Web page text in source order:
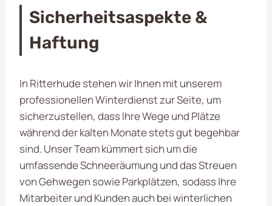
Sicherheitsaspekte &
Haftung
In Ritterhude stehen wir Ihnen mit unserem
professionellen Winterdienst zur Seite, um
sicherzustellen, dass Ihre Wege und Plätze
während der kalten Monate stets gut begehbar
sind. Unser Team kümmert sich um die
umfassende Schneeräumung und das Streuen
von Gehwegen sowie Parkplätzen, sodass Ihre
Mitarbeiter und Kunden auch bei winterlichen